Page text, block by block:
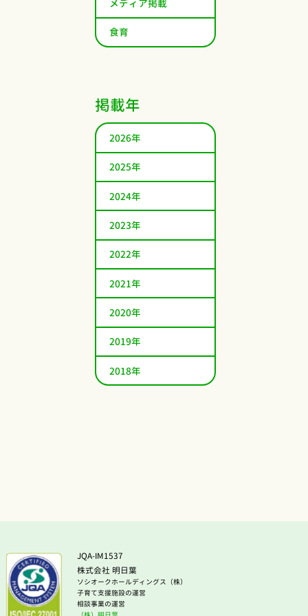
メディア掲載
食育
掲載年
2026年
2025年
2024年
2023年
2022年
2021年
2020年
2019年
2018年
JQA-IM1537
株式会社 明日葉
ソシオークホールディングス（株）
子育て支援施設の運営
相談事業の運営